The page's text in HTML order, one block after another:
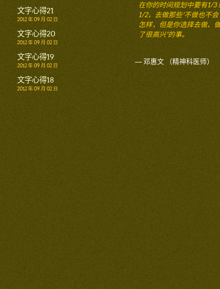
文字心得21
2012 年 09 月 02 日
文字心得20
2012 年 09 月 02 日
文字心得19
2012 年 09 月 02 日
文字心得18
2012 年 09 月 02 日
在你的时间规划中要有1/3
1/2，去做那些‘不做也不会
怎样，但是你选择去做、
了很高兴’的事。
— 邓惠文 （精神科医师）